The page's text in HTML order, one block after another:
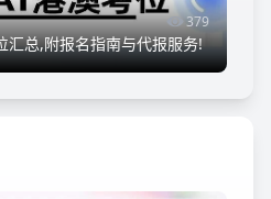
379
汇总,附报名指南与代报服务!